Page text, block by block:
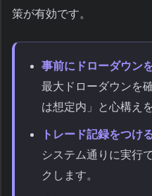
策が有効です。
事前にドローダウン
最大ドローダウンを
は想定内」と心構え
トレード記録をつけ
システム通りに実行
クします。